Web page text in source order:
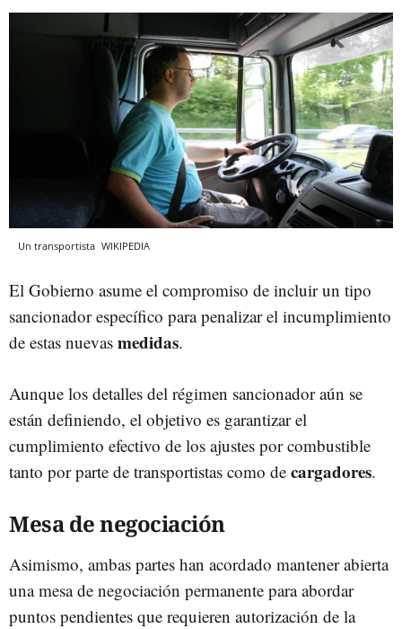
Un transportista WIKIPEDIA
El Gobierno asume el compromiso de incluir un tipo
sancionador específico para penalizar el incumplimiento
de estas nuevas medidas.
Aunque los detalles del régimen sancionador aún se
están definiendo, el objetivo es garantizar el
cumplimiento efectivo de los ajustes por combustible
tanto por parte de transportistas como de cargadores.
Mesa de negociación
Asimismo, ambas partes han acordado mantener abierta
una mesa de negociación permanente para abordar
puntos pendientes que requieren autorización de la